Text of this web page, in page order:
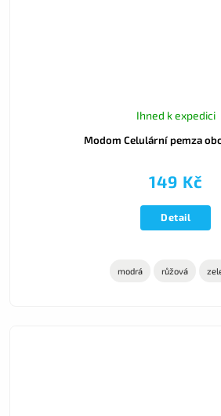
Modom Celulární pemza
Ihned k expedici
149 Kč
Detail
modrá růžová